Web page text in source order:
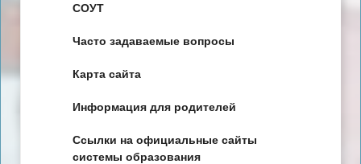
СОУТ
Часто задаваемые вопросы
Карта сайта
Информация для родителей
Ссылки на официальные сайты
системы образования